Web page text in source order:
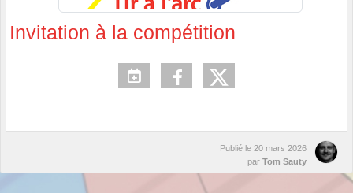
Invitation à la compétition
Publié le 20 mars 2026
par Tom Sauty